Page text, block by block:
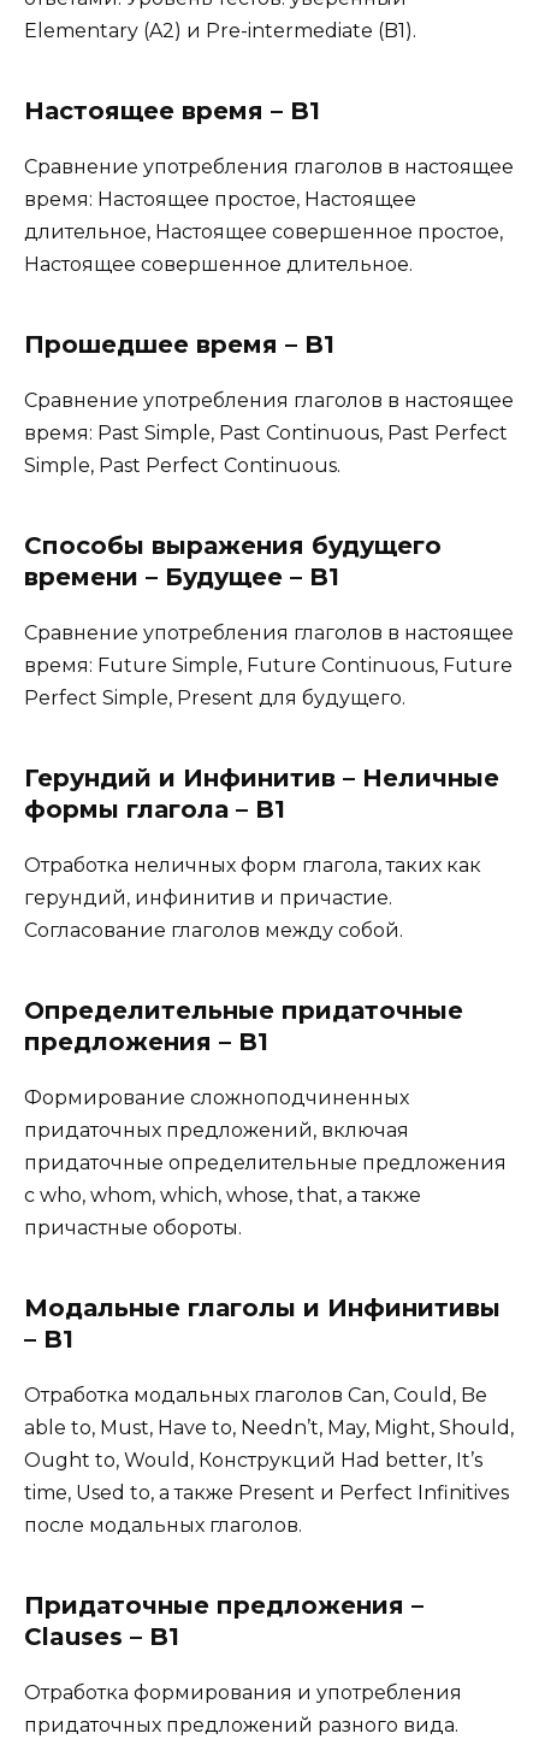
Elementary (A2) и Pre-intermediate (B1).
Настоящее время – B1
Сравнение употребления глаголов в настоящее
время: Настоящее простое, Настоящее
длительное, Настоящее совершенное простое,
Настоящее совершенное длительное.
Прошедшее время – B1
Сравнение употребления глаголов в настоящее
время: Past Simple, Past Continuous, Past Perfect
Simple, Past Perfect Continuous.
Способы выражения будущего
времени – Будущее – B1
Сравнение употребления глаголов в настоящее
время: Future Simple, Future Continuous, Future
Perfect Simple, Present для будущего.
Герундий и Инфинитив – Неличные
формы глагола – B1
Отработка неличных форм глагола, таких как
герундий, инфинитив и причастие.
Согласование глаголов между собой.
Определительные придаточные
предложения – B1
Формирование сложноподчиненных
придаточных предложений, включая
придаточные определительные предложения
с who, whom, which, whose, that, а также
причастные обороты.
Модальные глаголы и Инфинитивы
– B1
Отработка модальных глаголов Can, Could, Be
able to, Must, Have to, Needn’t, May, Might, Should,
Ought to, Would, Конструкций Had better, It’s
time, Used to, а также Present и Perfect Infinitives
после модальных глаголов.
Придаточные предложения –
Сlauses – B1
Отработка формирования и употребления
придаточных предложений разного вида.